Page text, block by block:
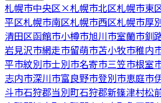
札幌市中央区×札幌市北区札幌市東
平区札幌市南区札幌市西区札幌市厚
清田区函館市小樽市旭川市室蘭市釧
岩見沢市網走市留萌市苫小牧市稚内
平市紋別市士別市名寄市三笠市根室
志内市深川市富良野市登別市恵庭市
斗市石狩郡当別町石狩郡新篠津村松